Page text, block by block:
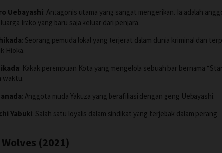
Uebayashi: Antagonis utama yang sangat mengerikan. Ia adalah
Irako yang baru saja keluar dari penjara.
: Seorang pemuda lokal yang terjerat dalam dunia kriminal dan
Hioka.
: Kakak perempuan Kota yang mengelola sebuah bar bernama
waktu.
: Anggota muda Yakuza yang berafiliasi dengan geng Uebayashi.
Yabuki: Salah satu loyalis dalam sindikat yang terjebak dalam perang
(2021)